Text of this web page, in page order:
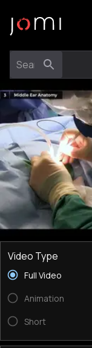
Video Type
Full Video
Animation
Short